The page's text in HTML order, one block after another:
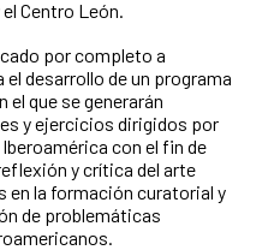
Centro León.
por completo a
desarrollo de un programa
el que se generarán
y ejercicios dirigidos por
con el fin de
y crítica del arte
la formación curatorial y
de problemáticas